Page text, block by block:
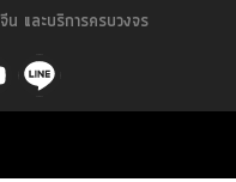
น และบริการครบวงจร